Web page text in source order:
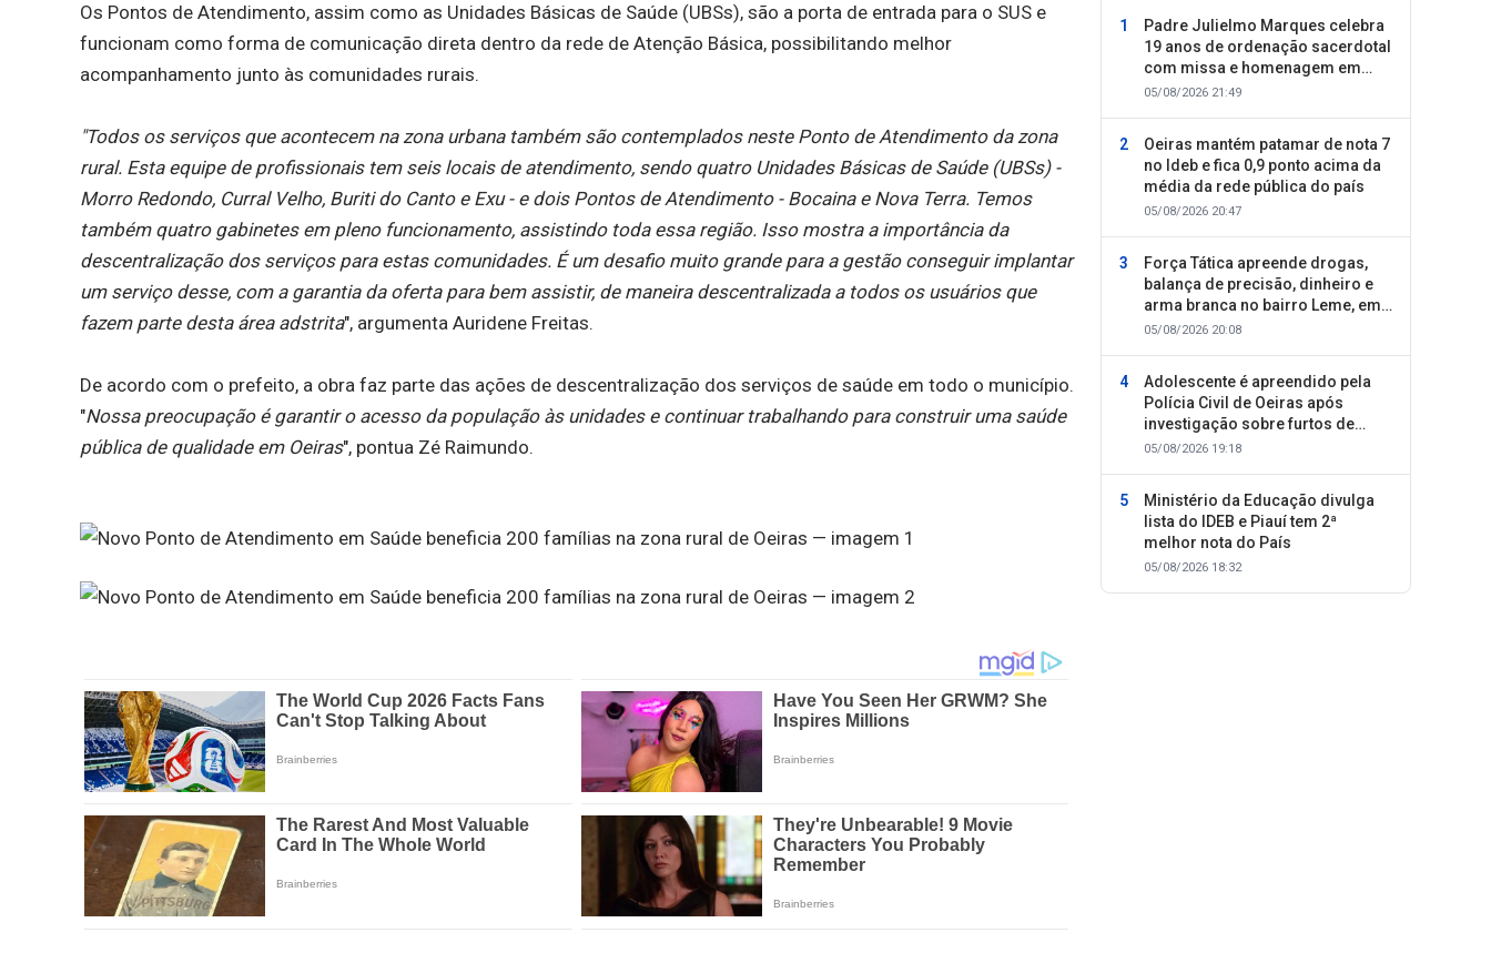
Os Pontos de Atendimento, assim como as Unidades Básicas de Saúde (UBSs), são a porta de entrada para o SUS e
funcionam como forma de comunicação direta dentro da rede de Atenção Básica, possibilitando melhor
acompanhamento junto às comunidades rurais.
"Todos os serviços que acontecem na zona urbana também são contemplados neste Ponto de Atendimento da zona
rural. Esta equipe de profissionais tem seis locais de atendimento, sendo quatro Unidades Básicas de Saúde (UBSs) -
Morro Redondo, Curral Velho, Buriti do Canto e Exu - e dois Pontos de Atendimento - Bocaina e Nova Terra. Temos
também quatro gabinetes em pleno funcionamento, assistindo toda essa região. Isso mostra a importância da
descentralização dos serviços para estas comunidades. É um desafio muito grande para a gestão conseguir implantar
um serviço desse, com a garantia da oferta para bem assistir, de maneira descentralizada a todos os usuários que
fazem parte desta área adstrita", argumenta Auridene Freitas.
De acordo com o prefeito, a obra faz parte das ações de descentralização dos serviços de saúde em todo o município.
"Nossa preocupação é garantir o acesso da população às unidades e continuar trabalhando para construir uma saúde
pública de qualidade em Oeiras", pontua Zé Raimundo.
Padre Julielmo Marques celebra
19 anos de ordenação sacerdotal
com missa e homenagem em
Colônia do Piauí
05/08/2026 21:49
Oeiras mantém patamar de nota 7
no Ideb e fica 0,9 ponto acima da
média da rede pública do país
05/08/2026 20:47
Força Tática apreende drogas,
balança de precisão, dinheiro e
arma branca no bairro Leme, em
Oeiras
05/08/2026 20:08
Adolescente é apreendido pela
Polícia Civil de Oeiras após
investigação sobre furtos de
motocicletas
05/08/2026 19:18
Ministério da Educação divulga
lista do IDEB e Piauí tem 2ª
melhor nota do País
05/08/2026 18:32